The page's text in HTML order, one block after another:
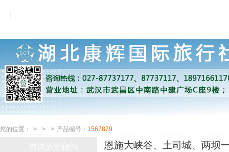
您的位置： > > > 产品编号： 1567879
恩施大峡谷、土司城、两坝